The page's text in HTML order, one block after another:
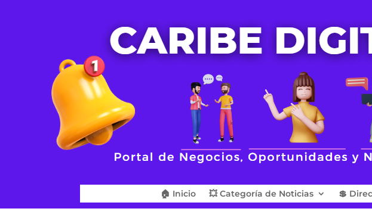
🏠 Inicio 💥 Categoría de Noticias 💲